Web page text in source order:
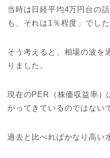
当時は日経平均4万円台の
も、それは1％程度」でした
そう考えると、相場の波を
りました。
現在のPER（株価収益率）
がってきているのではない
過去と比べればかなり高い